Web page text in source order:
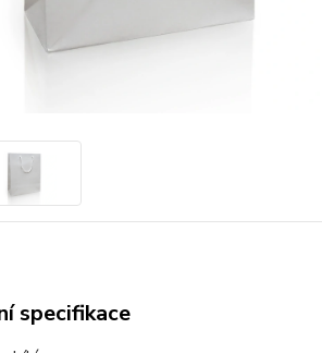
specifikace